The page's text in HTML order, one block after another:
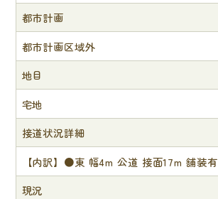
都市計画
都市計画区域外
地目
宅地
接道状況詳細
【内訳】●東 幅4m 公道 接面17m 舗装有
現況